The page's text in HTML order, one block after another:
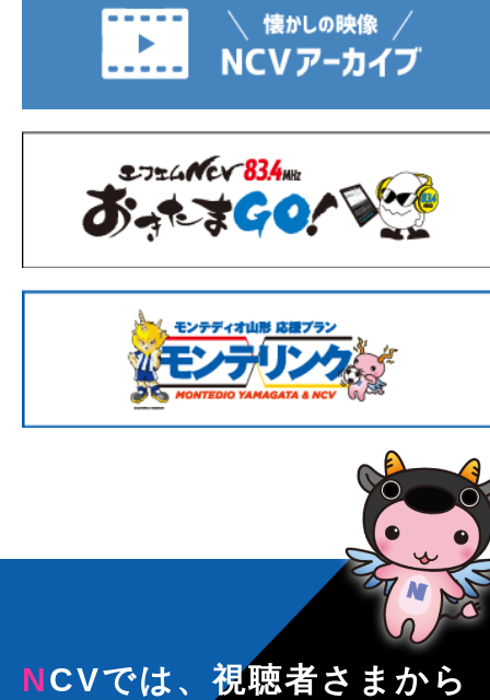
NCVでは、視聴者さまから